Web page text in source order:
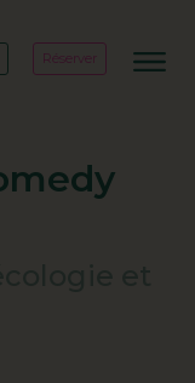
Réserver